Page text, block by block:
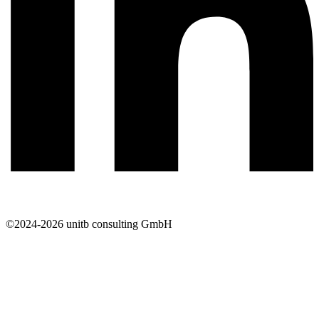
©2024-2026 unitb consulting GmbH